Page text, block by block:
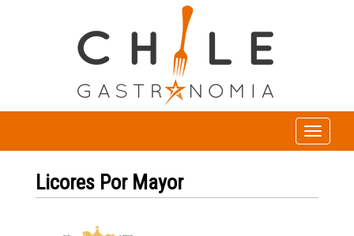
Toggle
navigation
Licores Por Mayor